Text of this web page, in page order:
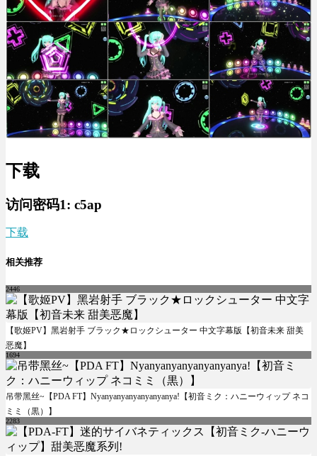
下载
访问密码1: c5ap
下载
相关推荐
2446
【歌姬PV】黑岩射手 ブラック★ロックシューター 中文字幕版【初音未来 甜美
恶魔】
1694
吊带黑丝~【PDA FT】Nyanyanyanyanyanyanya!【初音ミク：ハニーウィップ ネコ
ミミ（黒）】
2283